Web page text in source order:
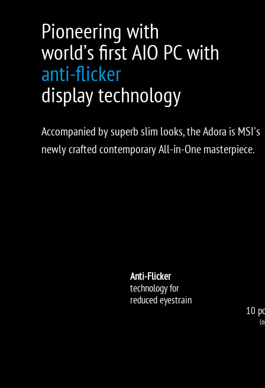
Pioneering with
world’s first AIO PC with
anti-flicker
display technology
Accompanied by superb slim looks, the Adora is MSI's
newly crafted contemporary All-in-One masterpiece.
Anti-Flicker
technology for
reduced eyestrain
10